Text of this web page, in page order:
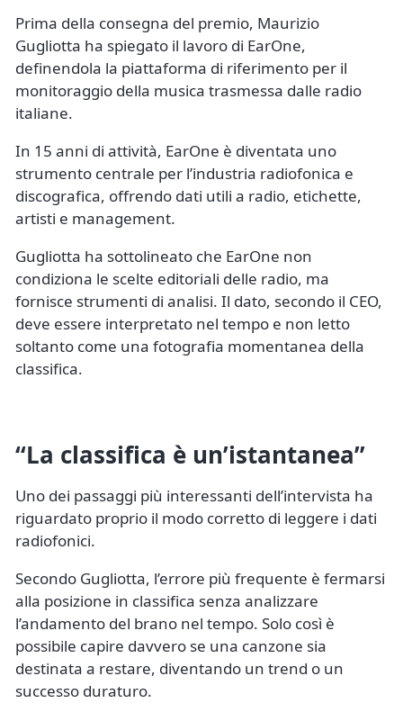
Prima della consegna del premio, Maurizio
Gugliotta ha spiegato il lavoro di EarOne,
definendola la piattaforma di riferimento per il
monitoraggio della musica trasmessa dalle radio
italiane.
In 15 anni di attività, EarOne è diventata uno
strumento centrale per l’industria radiofonica e
discografica, offrendo dati utili a radio, etichette,
artisti e management.
Gugliotta ha sottolineato che EarOne non
condiziona le scelte editoriali delle radio, ma
fornisce strumenti di analisi. Il dato, secondo il CEO,
deve essere interpretato nel tempo e non letto
soltanto come una fotografia momentanea della
classifica.
“La classifica è un’istantanea”
Uno dei passaggi più interessanti dell’intervista ha
riguardato proprio il modo corretto di leggere i dati
radiofonici.
Secondo Gugliotta, l’errore più frequente è fermarsi
alla posizione in classifica senza analizzare
l’andamento del brano nel tempo. Solo così è
possibile capire davvero se una canzone sia
destinata a restare, diventando un trend o un
successo duraturo.